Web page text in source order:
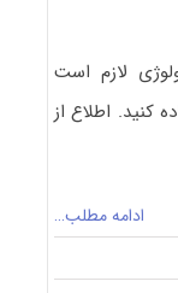
لازم است
کنید. اطلاع از
ادامه مطلب…